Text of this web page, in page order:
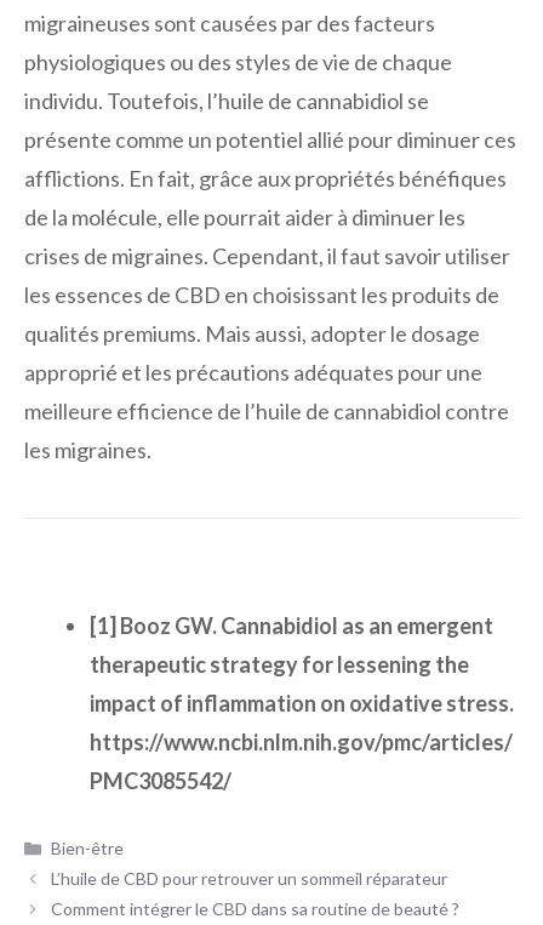
migraineuses sont causées par des facteurs
physiologiques ou des styles de vie de chaque
individu. Toutefois, l’huile de cannabidiol se
présente comme un potentiel allié pour diminuer ces
afflictions. En fait, grâce aux propriétés bénéfiques
de la molécule, elle pourrait aider à diminuer les
crises de migraines. Cependant, il faut savoir utiliser
les essences de CBD en choisissant les produits de
qualités premiums. Mais aussi, adopter le dosage
approprié et les précautions adéquates pour une
meilleure efficience de l’huile de cannabidiol contre
les migraines.
[1] Booz GW. Cannabidiol as an emergent
therapeutic strategy for lessening the
impact of inflammation on oxidative stress.
https://www.ncbi.nlm.nih.gov/pmc/articles/
PMC3085542/
Catégories
Bien-être
L’huile de CBD pour retrouver un sommeil réparateur
Comment intégrer le CBD dans sa routine de beauté ?